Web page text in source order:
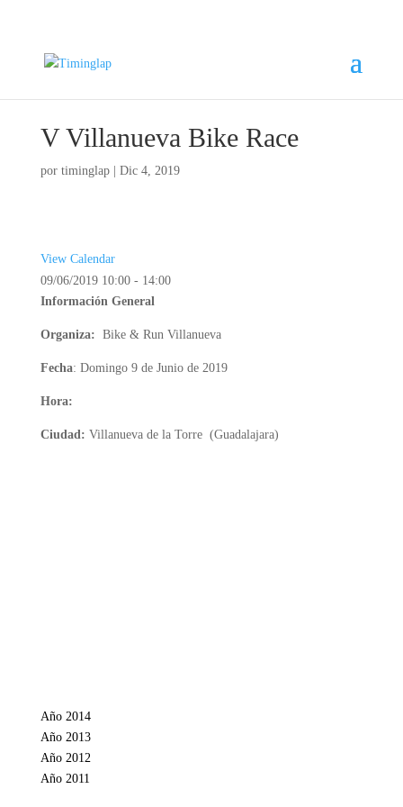
V Villanueva Bike Race
por timinglap| Dic 4, 2019
View Calendar
09/06/2019 10:00 - 14:00
Información General
Organiza: Bike & Run Villanueva
Fecha: Domingo 9 de Junio de 2019
Hora:
Ciudad: Villanueva de la Torre (Guadalajara)
Año 2014
Año 2013
Año 2012
Año 2011